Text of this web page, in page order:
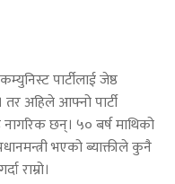
पार्टीलाई जेष्ठ
तर अहिले आफ्नो पार्टी
छन्। ५० बर्ष माथिको
भएको ब्याक्तीले कुनै
राम्रो।